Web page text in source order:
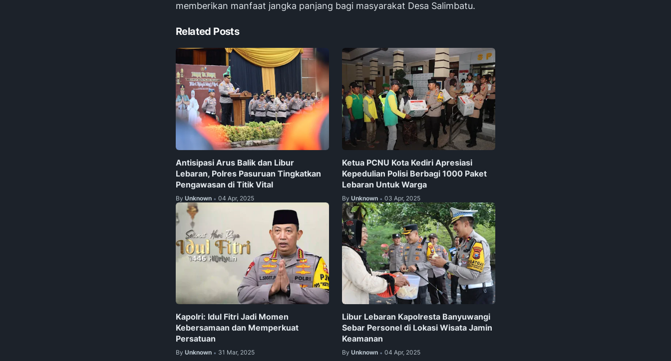
memberikan manfaat jangka panjang bagi masyarakat Desa Salimbatu.
Related Posts
Antisipasi Arus Balik dan Libur
Lebaran, Polres Pasuruan Tingkatkan
Pengawasan di Titik Vital
By Unknown • 04 Apr, 2025
Ketua PCNU Kota Kediri Apresiasi
Kepedulian Polisi Berbagi 1000 Paket
Lebaran Untuk Warga
By Unknown • 03 Apr, 2025
Kapolri: Idul Fitri Jadi Momen
Kebersamaan dan Memperkuat
Persatuan
By Unknown • 31 Mar, 2025
Libur Lebaran Kapolresta Banyuwangi
Sebar Personel di Lokasi Wisata Jamin
Keamanan
By Unknown • 04 Apr, 2025